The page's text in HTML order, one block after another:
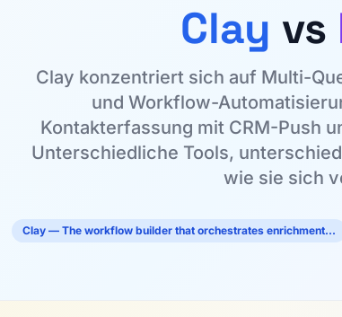
Clay vs
Clay konzentriert sich auf Multi-
und Workflow-
Kontakterfassung mit CRM-Push
Unterschiedliche Tools,
wie sie sich
Clay — The workflow builder that orchestrates enrichment…